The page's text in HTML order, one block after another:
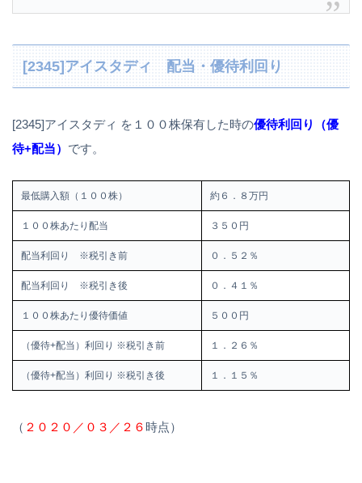
[2345]アイスタディ 配当・優待利回り
[2345]アイスタディ を１００株保有した時の優待利回り（優
待+配当） です。
最低購入額（１００株） 約６．８万円
１００株あたり配当 ３５０円
配当利回り ※税引き前 ０．５２％
配当利回り ※税引き後 ０．４１％
１００株あたり優待価値 ５００円
（優待+配当）利回り ※税引き前 １．２６％
（優待+配当）利回り ※税引き後 １．１５％
（ ２０２０／０３／２６時点）